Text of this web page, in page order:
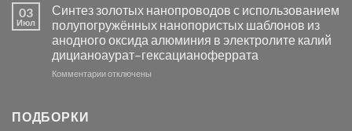
в
видимом
свете
с
помощью
модификации
серебра
с
электродов
серебра
и
03
Июл
Синтез золотых нанопроводов с использованием
полупогружённых нанопористых шаблонов из
анодного оксида алюминия в электролите калий
дицианоаурат–гексацианоферрата
Комментариикотключены
ПОДБОРКИ